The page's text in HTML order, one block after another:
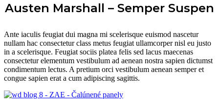
Austen Marshall – Semper Suspen
Ante iaculis feugiat dui magna mi scelerisque euismod nascetur
nullam hac consectetur class metus feugiat ullamcorper nisl eu justo
in a scelerisque. Feugiat sociis platea felis sed lacus maecenas
consectetur elementum vestibulum ad aenean nostra sapien dictumst
condimentum lectus. A pretium orci vestibulum aenean semper et
congue sapien erat a cum adipiscing sagittis.